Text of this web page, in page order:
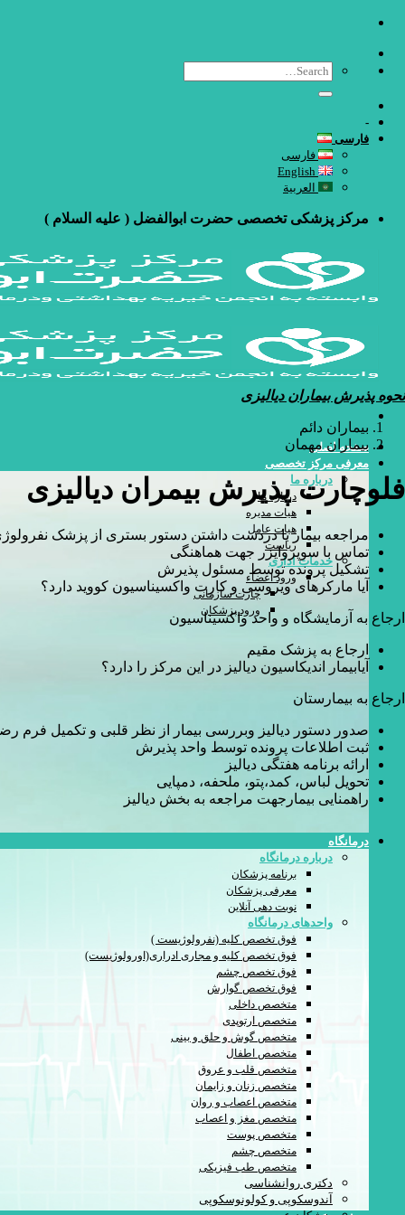
Skip
content
-
فارسی
فارسی
العربية
مرکز پزشکی تخصصی حضرت ابوالفضل ( علیه السلام )
صفحه اصلی
معرفی مرکز تخصصی
درباره ما
درباره ما
هیات مدیره
هیات عامل
ریاست
خدمات اداری
ورود اعضاء
چارت سازمانی
ورود پزشکان
درمانگاه
درباره درمانگاه
برنامه پزشکان
معرفی پزشکان
نوبت دهی آنلاین
واحدهای درمانگاه
فوق تخصص کلیه (نفرولوژیست )
فوق تخصص کلیه و مجاری ادراری(اورولوژیست)
فوق تخصص چشم
فوق تخصص گوارش
متخصص داخلی
متخصص ارتوپدی
متخصص گوش و حلق و بینی
متخصص اطفال
متخصص قلب و عروق
متخصص زنان و زايمان
متخصص اعصاب و روان
متخصص مغز و اعصاب
متخصص پوست
متخصص چشم
متخصص طب فیزیکی
دکتری روانشناسی
آندوسکوپی و کولونوسکوپی
نحوه پذیرش بیماران دیالیزی
بیماران دائم
بیماران مهمان
فلوچارت پذیرش بیمران دیالیزی
مراجعه بیمار با دردست داشتن دستور بستری از پزشک
تماس با سوپروایزر جهت هماهنگی
تشکیل پرونده توسط مسئول پذیرش
آیا مارکرهای ویروسی و کارت واکسیناسیون کووید دارد؟
ارجاع به آزمایشگاه و واحد واکسیناسیون
ارجاع به پزشک مقیم
آیابیمار اندیکاسیون دیالیز در این مرکز را دارد؟
ارجاع به بیمارستان
صدور دستور دیالیز وبررسی بیمار از نظر قلبی و تکمیل فرم
ثبت اطلاعات پرونده توسط واحد پذیرش
ارائه برنامه هفتگی دیالیز
تحویل لباس، کمد،پتو، ملحفه، دمپایی
راهمنایی بیمارجهت مراجعه به بخش دیالیز